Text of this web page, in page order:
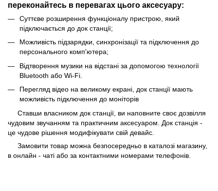
переконайтесь в перевагах цього аксесуару:
Суттєве розширення функціоналу пристрою, який
підключається до док станції;
Можливість підзарядки, синхронізації та підключення до
персонального комп'ютера;
Відтворення музики на відстані за допомогою технології
Bluetooth або Wi-Fi.
Перегляд відео на великому екрані, док станції мають
можливість підключення до моніторів
Ставши власником док станції, ви наповните своє дозвілля
чудовим звучанням та практичним аксесуаром. Док станція -
це чудове рішення модифікувати свій девайс.
Замовити товар можна безпосередньо в каталозі магазину,
в онлайн - чаті або за контактними номерами телефонів.